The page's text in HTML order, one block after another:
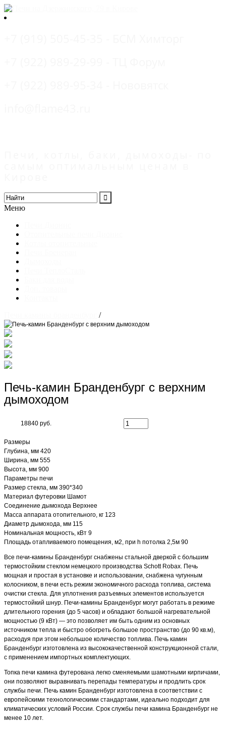
Меню
/
Печь-камин Бранденбург с верхним
дымоходом
18840 руб.
Размеры
Глубина, мм 420
Ширина, мм 555
Высота, мм 900
Параметры печи
Размер стекла, мм 390*340
Материал футеровки Шамот
Соединение дымохода Верхнее
Масса аппарата отопительного, кг 123
Диаметр дымохода, мм 115
Номинальная мощность, кВт 9
Площадь отапливаемого помещения, м2, при h потолка 2,5м 90
Все печи-камины Бранденбург снабжены стальной дверкой с большим
термостойким стеклом немецкого производства Schott Robax. Печь
мощная и простая в установке и использовании, снабжена чугунным
колосником, в печи есть режим экономичного расхода топлива, система
очистки стекла. Для уплотнения разъемных элементов используется
термостойкий шнур. Печи-камины Бранденбург могут работать в режиме
длительного горения (до 5 часов) и обладают большой нагревательной
мощностью (9 кВт) — это позволяет им быть одним из основных
источником тепла и быстро обогреть большое пространство (до 90 кв.м),
расходуя при этом небольшое количество топлива. Печь камин
Бранденбург изготовлена из высококачественной конструкционной стали,
с применением импортных комплектующих.
Топка печи камина футерована легко сменяемыми шамотными кирпичами,
они позволяют выравнивать перепады температуры и продлить срок
службы печи. Печь камин Бранденбург изготовлена в соответствии с
европейскими технологическими стандартами, идеально подходит для
климатических условий России. Срок службы печи камина Бранденбург не
менее 10 лет.